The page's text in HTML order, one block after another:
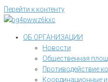
Перейти к контенту
ОБ ОРГАНИЗАЦИИ
Новости
Общественная
Противодействие
Координационные